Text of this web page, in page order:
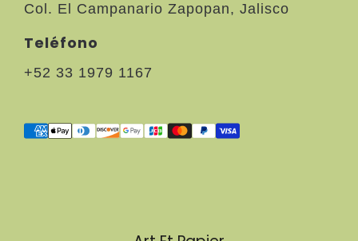
Col. El Campanario Zapopan, Jalisco
Teléfono
+52 33 1979 1167